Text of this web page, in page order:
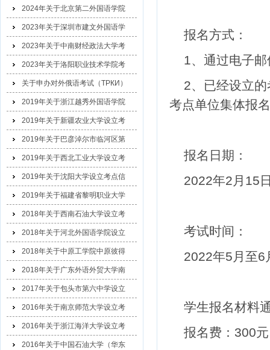
2024年关于北京第二外国语学院
2023年关于深圳市建文外国语学
2023年关于中南财经政法大学考
2023年关于洛阳职业技术学院考
关于申办对外俄语考试（ТРКИ）
2019年关于浙江越秀外国语学院
2019年关于新疆农业大学设立考
2019年关于巴彦淖尔市临河区第
2019年关于西北工业大学设立考
2019年关于沈阳大学设立考点信
2019年关于福建省黎明职业大学
2018年关于西南石油大学设立考
2018年关于河北外国语学院设立
2018年关于中原工学院中原彼得
2018年关于广东外语外贸大学南
2017年关于包头市第六中学设立
2016年关于南京师范大学设立考
2016年关于浙江海洋大学设立考
2016年关于中国石油大学（华东
报名方式：
1、通过电子邮
2、已经设立
考点单位集体报名
报名日期：
2022年2月15
考试时间：
2022年5月至6
学生报名材料
报名费：300